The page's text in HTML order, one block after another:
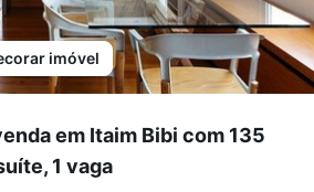
imóvel
em Itaim Bibi com 135
1 vaga